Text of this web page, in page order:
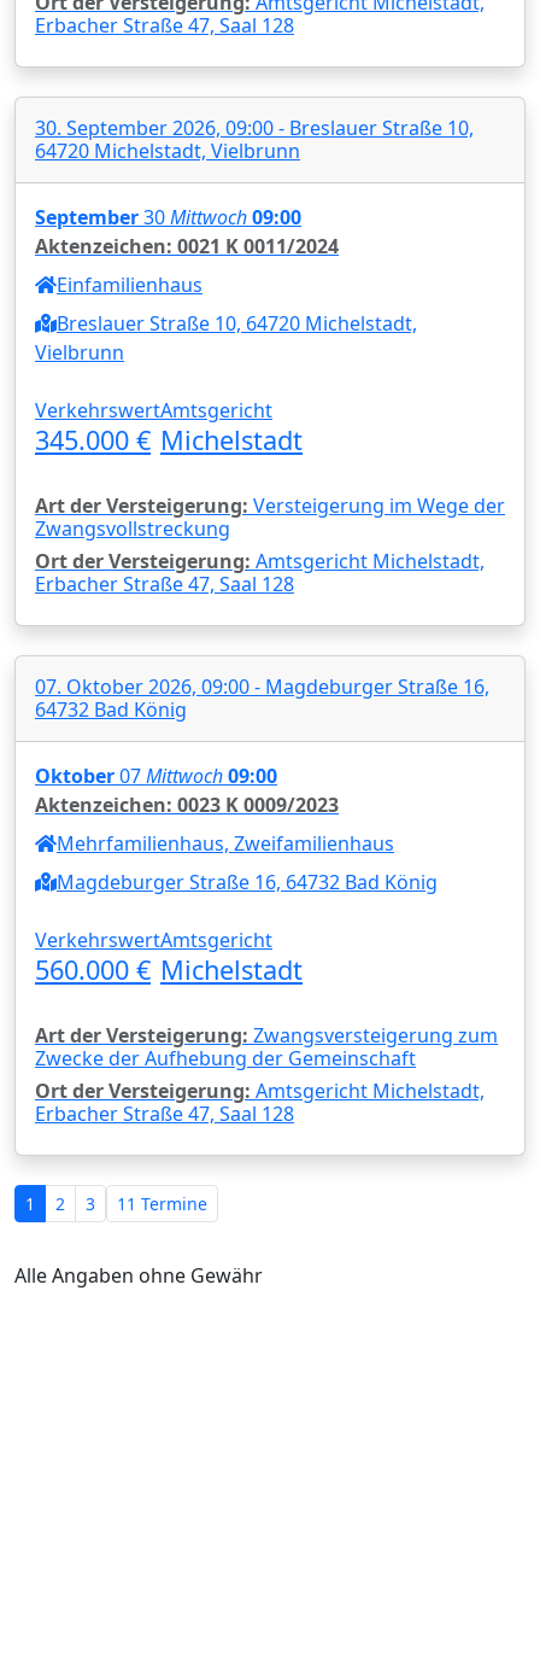
Erbacher Straße 47, Saal 128
30. September 2026, 09:00 - Breslauer Straße 10,
64720 Michelstadt, Vielbrunn
September30Mittwoch09:00
Aktenzeichen: 0021 K 0011/2024
Einfamilienhaus
Breslauer Straße 10, 64720 Michelstadt,
Vielbrunn
Verkehrswert
345.000 €
Amtsgericht
Michelstadt
Art der Versteigerung: Versteigerung im Wege der
Zwangsvollstreckung
Ort der Versteigerung: Amtsgericht Michelstadt,
Erbacher Straße 47, Saal 128
07. Oktober 2026, 09:00 - Magdeburger Straße 16,
64732 Bad König
Oktober07Mittwoch09:00
Aktenzeichen: 0023 K 0009/2023
Mehrfamilienhaus, Zweifamilienhaus
Magdeburger Straße 16, 64732 Bad König
Verkehrswert
560.000 €
Amtsgericht
Michelstadt
Art der Versteigerung: Zwangsversteigerung zum
Zwecke der Aufhebung der Gemeinschaft
Ort der Versteigerung: Amtsgericht Michelstadt,
Erbacher Straße 47, Saal 128
1 2 3 11 Termine
Alle Angaben ohne Gewähr